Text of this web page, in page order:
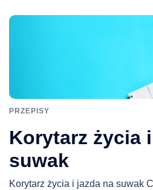
PRZEPISY
Korytarz życia
suwak
Korytarz życia i jazda na suwak